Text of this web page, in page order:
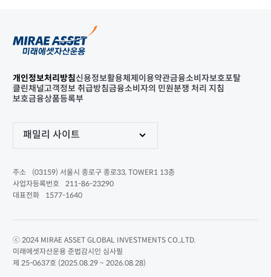
개인정보처리방침신용정보활용체제 이용약관금융소비자보호포탈
클린채널고객정보 취급방침금융소비자의 민원분쟁 처리 지침
보호금융상품등록부
패밀리 사이트
주소
(03159) 서울시 종로구 종로33, TOWER1 13층
사업자등록번호
211-86-23290
대표전화
1577-1640
ⓒ 2024 MIRAE ASSET GLOBAL INVESTMENTS CO.,LTD.
미래에셋자산운용 준법감시인 심사필
제 25-0637호 (2025.08.29 ~ 2026.08.28)